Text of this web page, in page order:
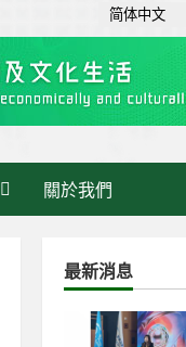
關於我們
最新消息
简体中文